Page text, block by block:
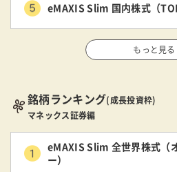
eMAXIS Slim 国内株式（
もっと見る
銘柄ランキング(成長投資枠)
マネックス証券編
eMAXIS Slim 全世界株式（
ー）